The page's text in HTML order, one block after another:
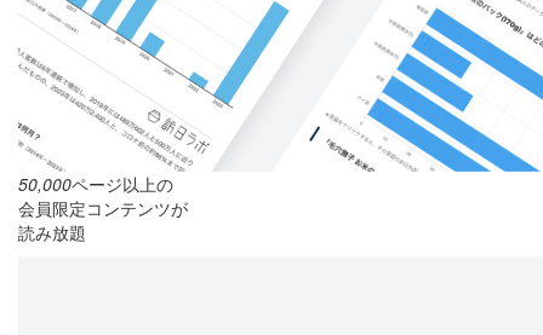
50,000ページ以上の
会員限定コンテンツが
読み放題